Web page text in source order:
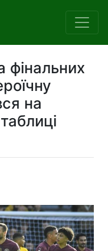
фінальних
на